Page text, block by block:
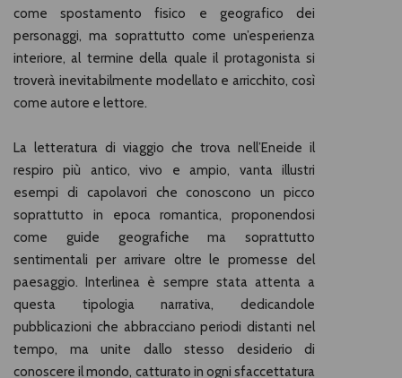
come spostamento fisico e geografico dei
personaggi, ma soprattutto come un’esperienza
interiore, al termine della quale il protagonista si
troverà inevitabilmente modellato e arricchito, così
come autore e lettore.
La letteratura di viaggio che trova nell’Eneide il
respiro più antico, vivo e ampio, vanta illustri
esempi di capolavori che conoscono un picco
soprattutto in epoca romantica, proponendosi
come guide geografiche ma soprattutto
sentimentali per arrivare oltre le promesse del
paesaggio. Interlinea è sempre stata attenta a
questa tipologia narrativa, dedicandole
pubblicazioni che abbracciano periodi distanti nel
tempo, ma unite dallo stesso desiderio di
conoscere il mondo, catturato in ogni sfaccettatura